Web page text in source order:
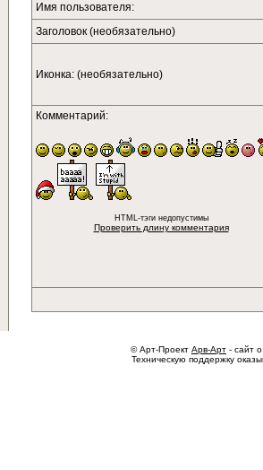
Имя пользователя:
Заголовок (необязательно)
Иконка: (необязательно)
Комментарий:
HTML-тэги недопустимы
Проверить длину комментария
© Арт-Проект Арв-Арт - сайт
Техническую поддержку